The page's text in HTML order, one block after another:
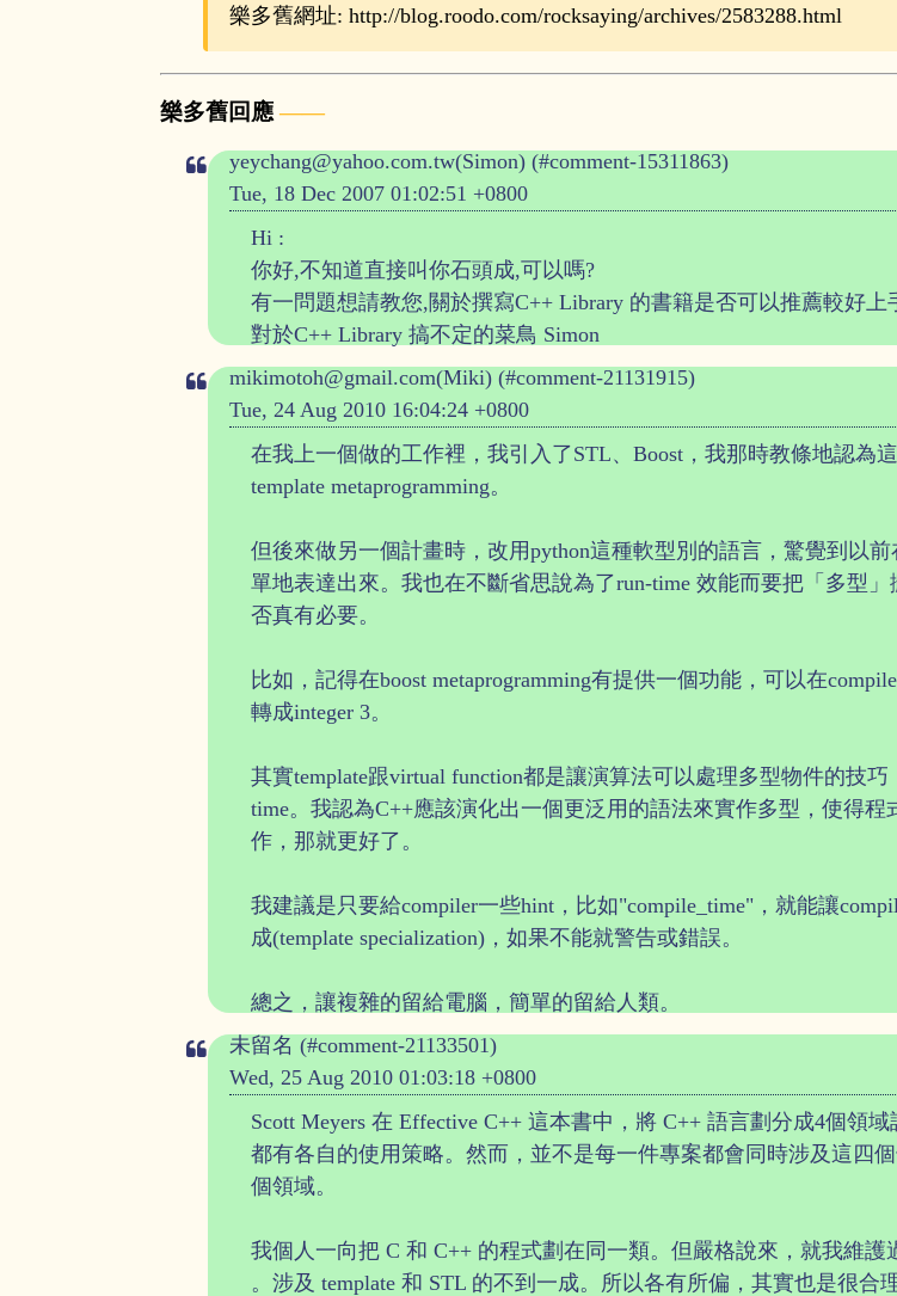
樂多舊網址: http://blog.roodo.com/rocksaying/archives/2583288.html
樂多舊回應
yeychang@yahoo.com.tw(Simon) (#comment-15311863)
Tue, 18 Dec 2007 01:02:51 +0800
Hi :
你好,不知道直接叫你石頭成,可以嗎?
有一問題想請教您,關於撰寫C++ Library 的書籍是否可以推薦較好
對於C++ Library 搞不定的菜鳥 Simon
mikimotoh@gmail.com(Miki) (#comment-21131915)
Tue, 24 Aug 2010 16:04:24 +0800
在我上一個做的工作裡，我引入了STL、Boost，我那時教條地認為
template metaprogramming。
但後來做另一個計畫時，改用python這種軟型別的語言，驚覺到以
單地表達出來。我也在不斷省思說為了run-time 效能而要把「多型」
否真有必要。
比如，記得在boost metaprogramming有提供一個功能，可以在
轉成integer 3。
其實template跟virtual function都是讓演算法可以處理多型物件的技
time。我認為C++應該演化出一個更泛用的語法來實作多型，使得程
作，那就更好了。
我建議是只要給compiler一些hint，比如"compile_time"，就能讓
成(template specialization)，如果不能就警告或錯誤。
總之，讓複雜的留給電腦，簡單的留給人類。
未留名 (#comment-21133501)
Wed, 25 Aug 2010 01:03:18 +0800
Scott Meyers 在 Effective C++ 這本書中，將 C++ 語言劃分成4個領
都有各自的使用策略。然而，並不是每一件專案都會同時涉及這四
個領域。
我個人一向把 C 和 C++ 的程式劃在同一類。但嚴格說來，就我維
。涉及 template 和 STL 的不到一成。所以各有所偏，其實也是很合理